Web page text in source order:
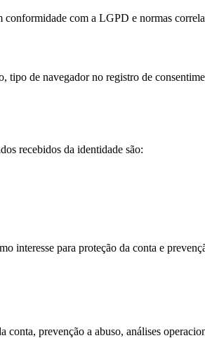
conformidade com a LGPD e normas
de navegador no registro de
recebidos da identidade são:
interesse para proteção da conta e
prevenção a abuso, análises